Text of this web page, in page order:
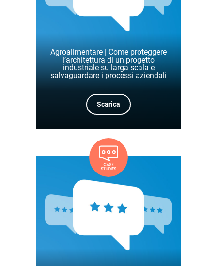
Agroalimentare | Come proteggere
l’architettura di un progetto
industriale su larga scala e
salvaguardare i processi aziendali
Scarica